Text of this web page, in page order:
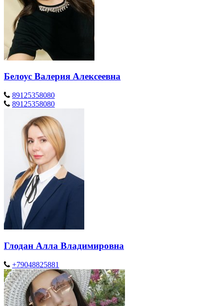
Белоус Валерия Алексеевна
89125358080
89125358080
Глодан Алла Владимировна
+79048825881